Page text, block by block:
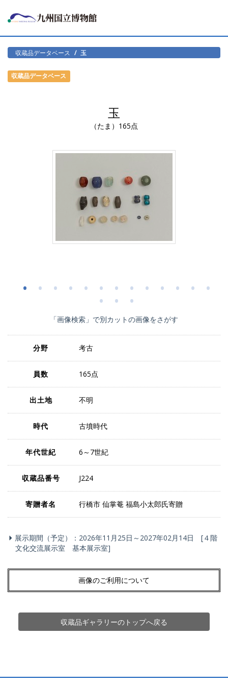
収蔵品データベース 玉
収蔵品データベース
玉
（たま）165点
「画像検索」で別カットの画像をさがす
分野 考古
員数 165点
出土地 不明
時代 古墳時代
年代世紀 6～7世紀
収蔵品番号 J224
寄贈者名 行橋市 仙掌菴 福島小太郎氏寄贈
展示期間（予定）：2026年11月25日～2027年02月14日 [４階
文化交流展示室 基本展示室]
画像のご利用について
収蔵品ギャラリーのトップへ戻る